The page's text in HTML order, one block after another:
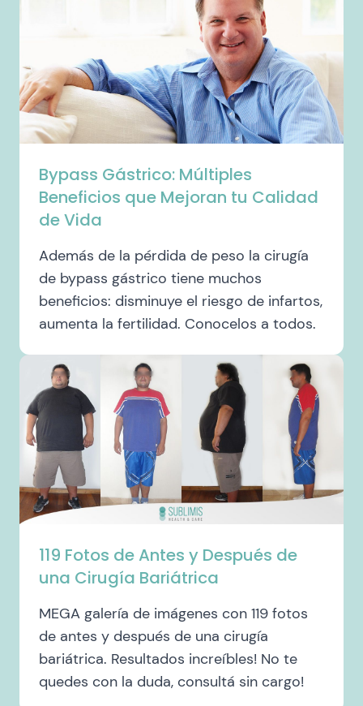
Bypass Gástrico: Múltiples
Beneficios que Mejoran tu Calidad
de Vida
Además de la pérdida de peso la cirugía
de bypass gástrico tiene muchos
beneficios: disminuye el riesgo de infartos,
aumenta la fertilidad. Conocelos a todos.
119 Fotos de Antes y Después de
una Cirugía Bariátrica
MEGA galería de imágenes con 119 fotos
de antes y después de una cirugía
bariátrica. Resultados increíbles! No te
quedes con la duda, consultá sin cargo!